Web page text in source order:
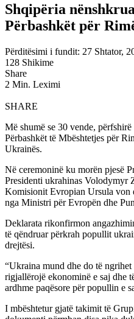
Shqipëria
Përbashkët për
Përditësimi i fundit: 27 Shtator,
128 Shikime
Share
2 Min. Leximi
SHARE
Më shumë se 30 vende,
Përbashkët të Mbështetjes për
Ukrainës.
Në ceremoninë ku morën pjesë
Presidenti ukrahinas Volodymyr
Komisionit Evropian Ursula von
nga Ministri për Evropën dhe
Deklarata rikonfirmon
të qëndruar përkrah popullit
drejtësi.
“Ukraina mund dhe do të ngrihet
rigjallërojë ekonominë e saj dhe
ardhme paqësore për popullin e
I mbështetur gjatë takimit të